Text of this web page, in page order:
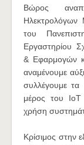
Βώρος
Ηλεκτρολόγων
του
Εργαστηρίου
& Εφαρμογών
αναμένουμε
συλλέγουμε
μέρος του
χρήση
Κρίσιμος στην